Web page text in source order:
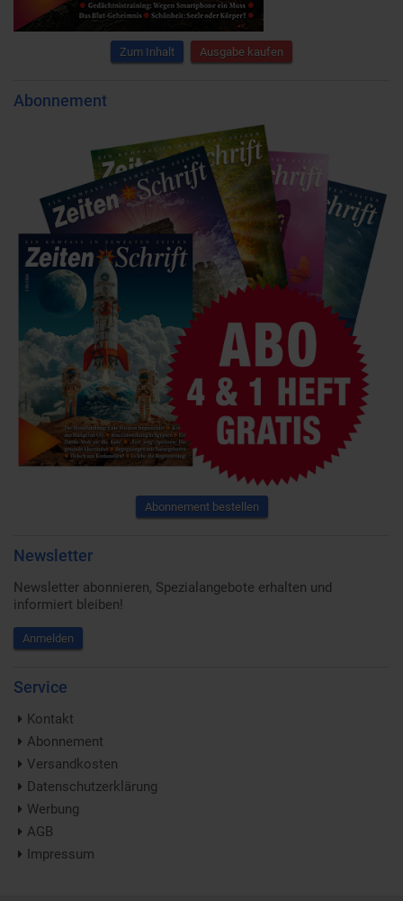
Zum Inhalt Ausgabe kaufen
Abonnement
Abonnement bestellen
Newsletter
Newsletter abonnieren, Spezialangebote erhalten und
informiert bleiben!
Anmelden
Service
Kontakt
Abonnement
Versandkosten
Datenschutzerklärung
Werbung
AGB
Impressum